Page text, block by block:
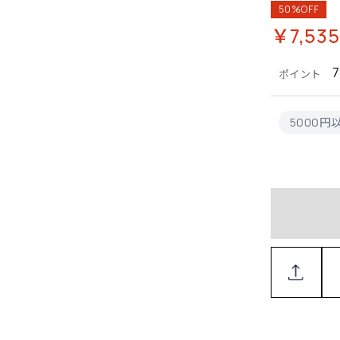
ポイント
5000円
50%OFF
￥7,535